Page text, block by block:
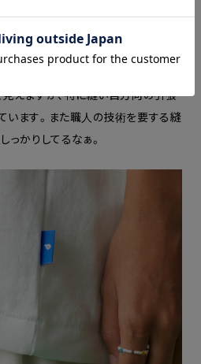
は補強の閂（かんぬき）止めをして
袖口は天地引き(裾引き）仕立て。
見えますが、特に縫い目方向の引張
います。また職人の技術を要する縫
っかりしてるなぁ。